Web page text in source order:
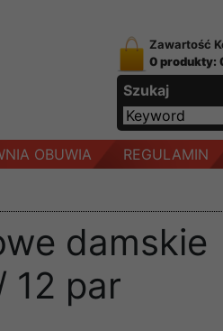
Zawartość
0 produkty:
Szukaj
OBUWIA REGULAMIN
damskie
12 par